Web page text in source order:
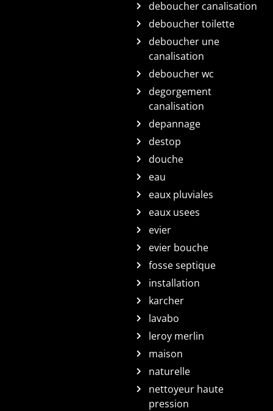
deboucher canalisation
deboucher toilette
deboucher une
canalisation
deboucher wc
degorgement
canalisation
depannage
destop
douche
eau
eaux pluviales
eaux usees
evier
evier bouche
fosse septique
installation
karcher
lavabo
leroy merlin
maison
naturelle
nettoyeur haute
pression